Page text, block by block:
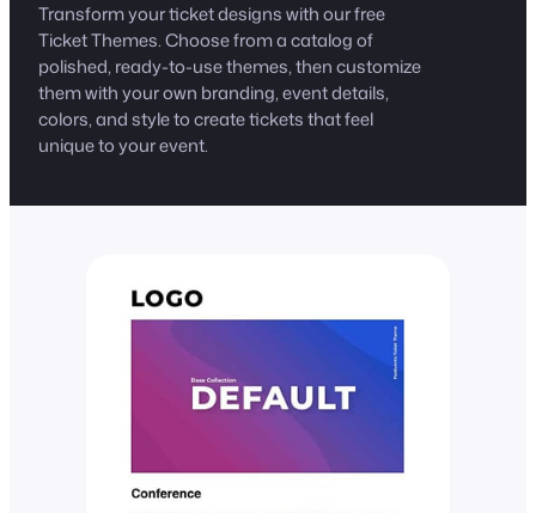
Transform your ticket designs with our free
Ticket Themes. Choose from a catalog of
polished, ready-to-use themes, then customize
them with your own branding, event details,
colors, and style to create tickets that feel
unique to your event.